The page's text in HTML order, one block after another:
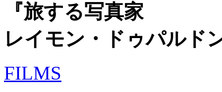
『旅する写真家
レイモン・ドゥパルド
FILMS